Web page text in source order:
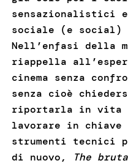
sensazionalistici
sociale (e social)
Nell’enfasi della
riappella
cinema senza
senza cioè
riportarla in vita
lavorare in
strumenti tecnici
di nuovo,
The